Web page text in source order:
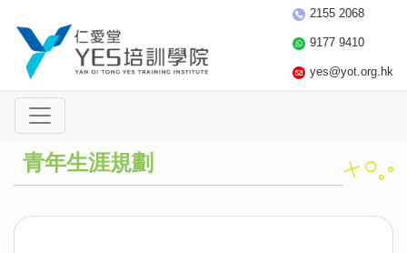
2155 2068
9177 9410
yes@yot.org.hk
青年生涯規劃